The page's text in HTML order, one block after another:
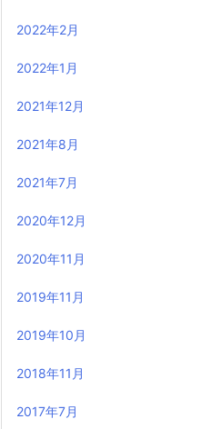
2022年2月
2022年1月
2021年12月
2021年8月
2021年7月
2020年12月
2020年11月
2019年11月
2019年10月
2018年11月
2017年7月